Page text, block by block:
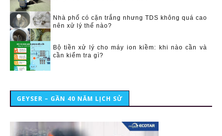
Nhà phố có cặn trắng nhưng TDS không quá cao
nên xử lý thế nào?
Bộ tiền xử lý cho máy ion kiềm: khi nào cần và
cần kiểm tra gì?
GEYSER – GẦN 40 NĂM LỊCH SỬ